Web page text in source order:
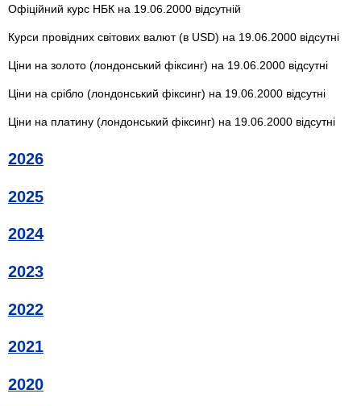
Офіційний курс НБК на 19.06.2000 відсутній
Курси провідних світових валют (в USD) на 19.06.2000 відсутні
Ціни на золото (лондонський фіксинг) на 19.06.2000 відсутні
Ціни на срібло (лондонський фіксинг) на 19.06.2000 відсутні
Ціни на платину (лондонський фіксинг) на 19.06.2000 відсутні
2026
2025
2024
2023
2022
2021
2020